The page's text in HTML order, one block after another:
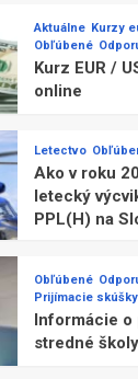
Aktuálne Kurzy
Obľúbené
Kurz EUR /
online
Letectvo
Ako v roku
letecký
PPL(H) na
Obľúbené
Prijímacie
Informácie o
stredné